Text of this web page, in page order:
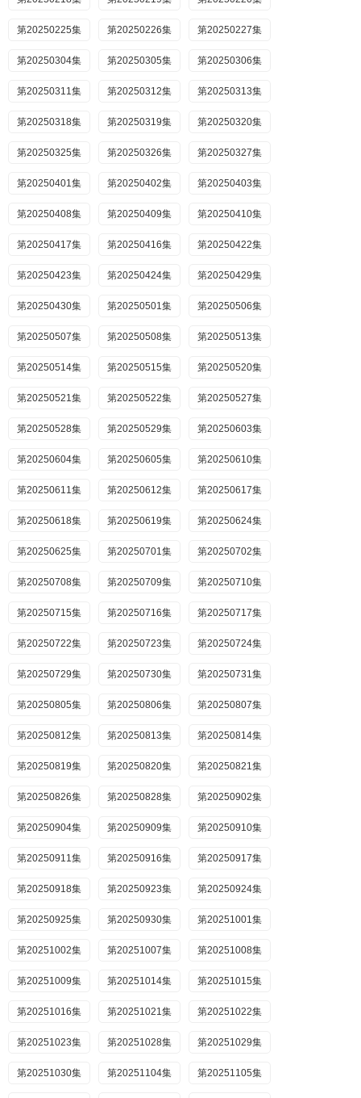
第20250225集 第20250226集 第20250227集
第20250304集 第20250305集 第20250306集
第20250311集 第20250312集 第20250313集
第20250318集 第20250319集 第20250320集
第20250325集 第20250326集 第20250327集
第20250401集 第20250402集 第20250403集
第20250408集 第20250409集 第20250410集
第20250417集 第20250416集 第20250422集
第20250423集 第20250424集 第20250429集
第20250430集 第20250501集 第20250506集
第20250507集 第20250508集 第20250513集
第20250514集 第20250515集 第20250520集
第20250521集 第20250522集 第20250527集
第20250528集 第20250529集 第20250603集
第20250604集 第20250605集 第20250610集
第20250611集 第20250612集 第20250617集
第20250618集 第20250619集 第20250624集
第20250625集 第20250701集 第20250702集
第20250708集 第20250709集 第20250710集
第20250715集 第20250716集 第20250717集
第20250722集 第20250723集 第20250724集
第20250729集 第20250730集 第20250731集
第20250805集 第20250806集 第20250807集
第20250812集 第20250813集 第20250814集
第20250819集 第20250820集 第20250821集
第20250826集 第20250828集 第20250902集
第20250904集 第20250909集 第20250910集
第20250911集 第20250916集 第20250917集
第20250918集 第20250923集 第20250924集
第20250925集 第20250930集 第20251001集
第20251002集 第20251007集 第20251008集
第20251009集 第20251014集 第20251015集
第20251016集 第20251021集 第20251022集
第20251023集 第20251028集 第20251029集
第20251030集 第20251104集 第20251105集